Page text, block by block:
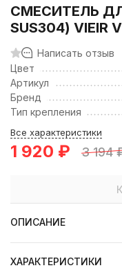
СМЕСИТЕЛЬ
SUS304) VIEIR
Написать отзыв
Цвет
Артикул
Бренд
Тип крепления
Все характеристики
1 920 ₽ 3 194
ОПИСАНИЕ
ХАРАКТЕРИСТИКИ